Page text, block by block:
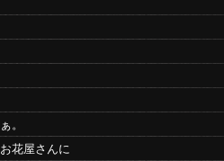
。
花屋さんに